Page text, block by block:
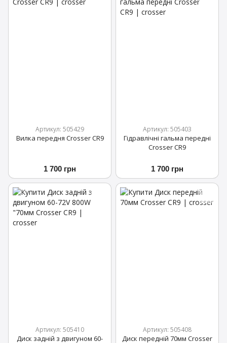
Артикул: 505429
Вилка передня Crosser CR9
1 700 грн
Артикул: 505403
Гідравлічні гальма передні
Crosser CR9
1 700 грн
Артикул: 505410
Диск задній з двигуном 60-
Артикул: 505408
Диск передній 70мм Crosser